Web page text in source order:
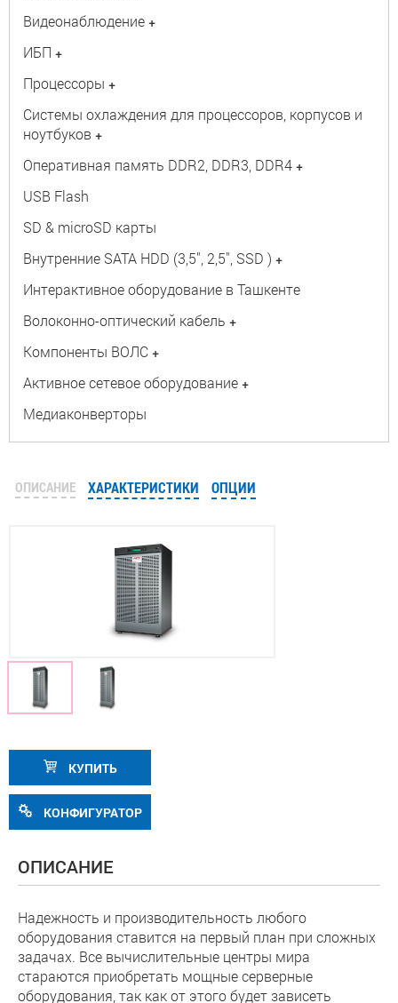
Видеонаблюдение +
ИБП +
Процессоры +
Системы охлаждения для процессоров, корпусов и
ноутбуков +
Оперативная память DDR2, DDR3, DDR4 +
USB Flash
SD & microSD карты
Внутренние SATA HDD (3,5", 2,5", SSD ) +
Интерактивное оборудование в Ташкенте
Волоконно-оптический кабель +
Компоненты ВОЛС +
Активное сетевое оборудование +
Медиаконверторы
ОПИСАНИЕ ХАРАКТЕРИСТИКИ ОПЦИИ
КУПИТЬ
КОНФИГУРАТОР
ОПИСАНИЕ
Надежность и производительность любого
оборудования ставится на первый план при сложных
задачах. Все вычислительные центры мира
стараются приобретать мощные серверные
оборудования, так как от этого будет зависеть